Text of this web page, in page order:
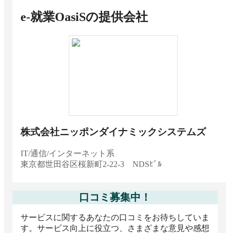
e-就業OasiSの提供会社
株式会社ニッポンダイナミックシステムズ
IT/通信/インターネット系
東京都世田谷区桜新町2-22-3 NDSﾋﾞﾙ
口コミ募集中！
サービスに関するあなたの口コミをお待ちしていま
す。サービス向上に役立つ、さまざまな意見や感想